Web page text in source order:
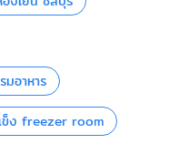
อาหาร
ง freezer room